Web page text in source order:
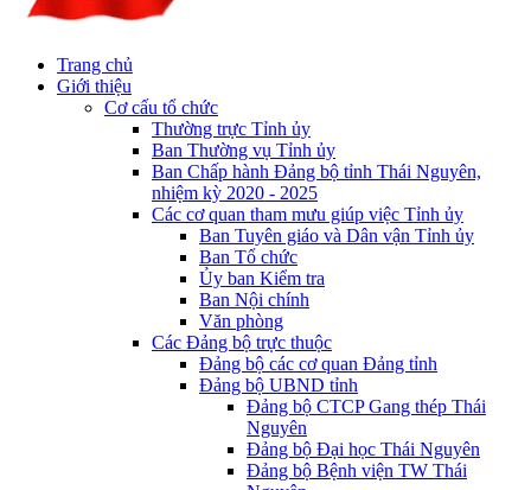
Trang chủ
Giới thiệu
Cơ cấu tổ chức
Thường trực Tỉnh ủy
Ban Thường vụ Tỉnh ủy
Ban Chấp hành Đảng bộ tỉnh Thái Nguyên,
nhiệm kỳ 2020 - 2025
Các cơ quan tham mưu giúp việc Tỉnh ủy
Ban Tuyên giáo và Dân vận Tỉnh ủy
Ban Tổ chức
Ủy ban Kiểm tra
Ban Nội chính
Văn phòng
Các Đảng bộ trực thuộc
Đảng bộ các cơ quan Đảng tỉnh
Đảng bộ UBND tỉnh
Đảng bộ CTCP Gang thép Thái
Nguyên
Đảng bộ Đại học Thái Nguyên
Đảng bộ Bệnh viện TW Thái